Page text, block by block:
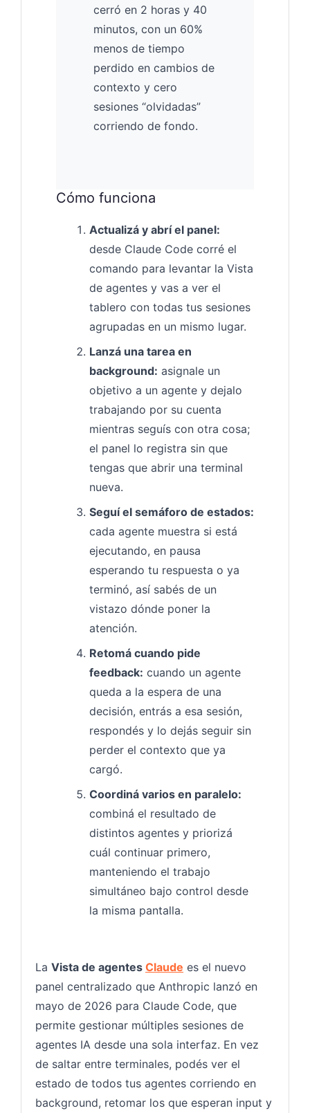
cerró en 2 horas y 40
minutos, con un 60%
menos de tiempo
perdido en cambios de
contexto y cero
sesiones “olvidadas”
corriendo de fondo.
Cómo funciona
Actualizá y abrí el panel:
desde Claude Code corré el
comando para levantar la Vista
de agentes y vas a ver el
tablero con todas tus sesiones
agrupadas en un mismo lugar.
Lanzá una tarea en
background: asignale un
objetivo a un agente y dejalo
trabajando por su cuenta
mientras seguís con otra cosa;
el panel lo registra sin que
tengas que abrir una terminal
nueva.
Seguí el semáforo de estados:
cada agente muestra si está
ejecutando, en pausa
esperando tu respuesta o ya
terminó, así sabés de un
vistazo dónde poner la
atención.
Retomá cuando pide
feedback: cuando un agente
queda a la espera de una
decisión, entrás a esa sesión,
respondés y lo dejás seguir sin
perder el contexto que ya
cargó.
Coordiná varios en paralelo:
combiná el resultado de
distintos agentes y priorizá
cuál continuar primero,
manteniendo el trabajo
simultáneo bajo control desde
la misma pantalla.
La Vista de agentes Claude es el nuevo
panel centralizado que Anthropic lanzó en
mayo de 2026 para Claude Code, que
permite gestionar múltiples sesiones de
agentes IA desde una sola interfaz. En vez
de saltar entre terminales, podés ver el
estado de todos tus agentes corriendo en
background, retomar los que esperan input y